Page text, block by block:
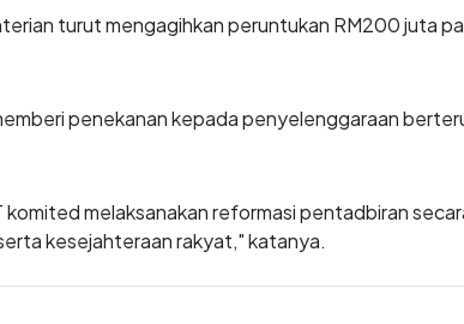
turut mengagihkan peruntukan RM200 juta
penekanan kepada penyelenggaraan
melaksanakan reformasi pentadbiran
kesejahteraan rakyat," katanya.